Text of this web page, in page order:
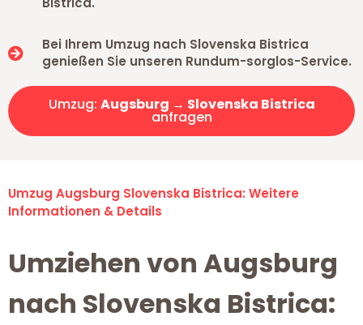
Bei Ihrem Umzug nach Slovenska Bistrica
genießen Sie unseren Rundum-sorglos-Service.
Umzug: Augsburg → Slovenska Bistrica
anfragen
Umzug Augsburg Slovenska Bistrica: Weitere
Informationen & Details
Umziehen von Augsburg
nach Slovenska Bistrica: